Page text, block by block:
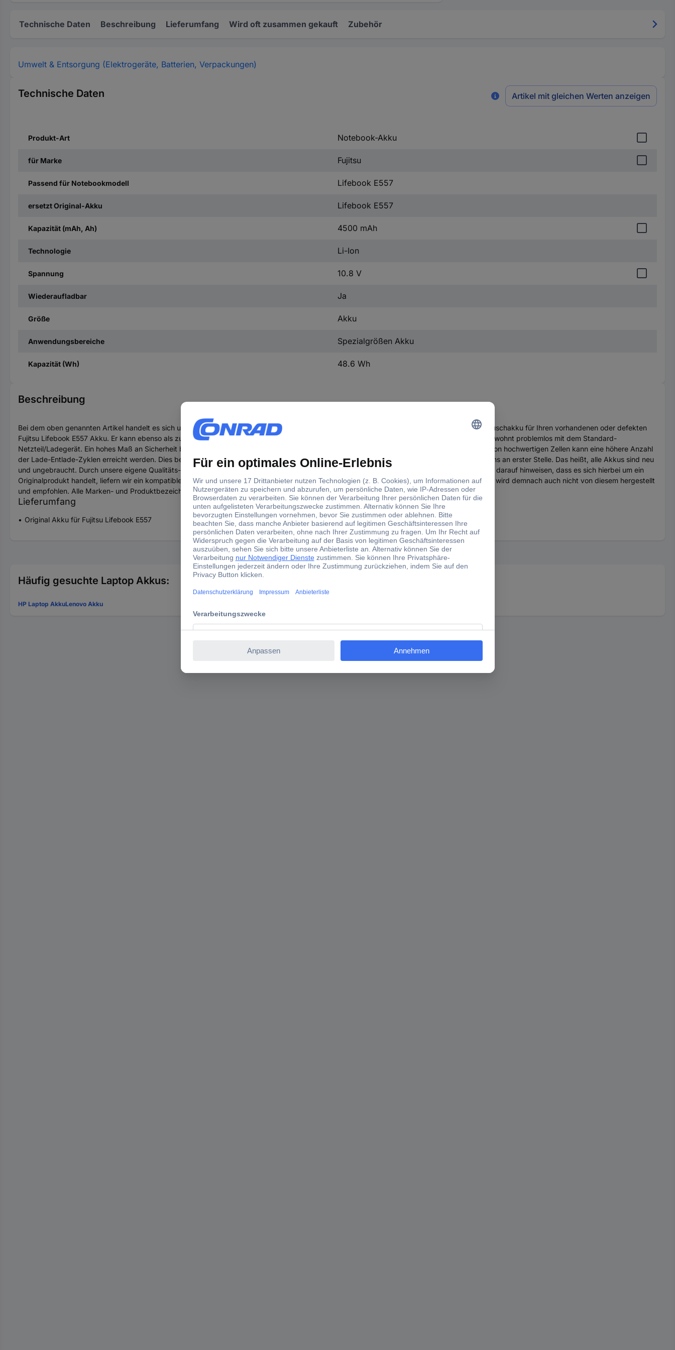
Technische Daten Beschreibung Lieferumfang Wird oft zusammen gekauft Zubehör
Umwelt & Entsorgung (Elektrogeräte, Batterien, Verpackungen)
Technische Daten Artikel mit gleichen Werten anzeigen
Produkt-Art Notebook-Akku
für Marke Fujitsu
Passend für Notebookmodell Lifebook E557
ersetzt Original-Akku Lifebook E557
Kapazität (mAh, Ah) 4500 mAh
Technologie Li-Ion
Spannung 10.8 V
Wiederaufladbar Ja
Größe Akku
Anwendungsbereiche Spezialgrößen Akku
Kapazität (Wh) 48.6 Wh
Beschreibung
Bei dem oben genannten Artikel handelt es sich um einen hochwertigen Akku für Ihr Fujitsu Lifebook E557. Er eignet sich hervorragend als Austauschakku für Ihren vorhandenen oder defekten
Fujitsu Lifebook E557 Akku. Er kann ebenso als zusätzlicher Ersatzakku für unterwegs dienen. Die Handhabung sowie das Laden erfolgen wie gewohnt problemlos mit dem Standard-
Netzteil/Ladegerät. Ein hohes Maß an Sicherheit bietet Ihnen die Schutzelektronik gegen Überladung und Kurzschluss. Durch die Verarbeitung von hochwertigen Zellen kann eine höhere Anzahl
der Lade-Entlade-Zyklen erreicht werden. Dies bedeutet eine längere Lebensdauer Ihres neuen Fujitsu Lifebook E557 Akkus. Qualität steht bei uns an erster Stelle. Das heißt, alle Akkus sind neu
und ungebraucht. Durch unsere eigene Qualitäts-Sicherung wird ein hoher Qualitätsstandard gewährleistet. Hinweis: Wenn wir nicht ausdrücklich darauf hinweisen, dass es sich hierbei um ein
Originalprodukt handelt, liefern wir ein kompatibles Produkt. Das bedeutet, es handelt sich keinesfalls um ein Originalprodukt des Herstellers und wird demnach auch nicht von diesem hergestellt
und empfohlen. Alle Marken- und Produktbezeichnungen gehören den jeweiligen Eigentümern und dienen nur zu Kompatibilitätsbeschreibung.
Lieferumfang
Original Akku für Fujitsu Lifebook E557
Häufig gesuchte Laptop Akkus:
HP Laptop AkkuLenovo Akku